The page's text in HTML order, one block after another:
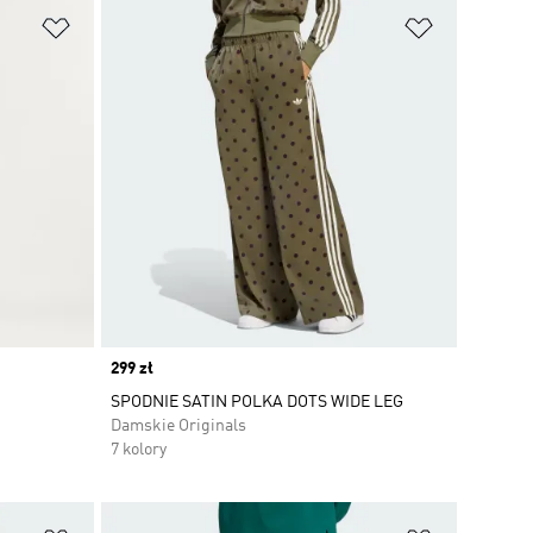
Dodaj do listy życzeń
Price
299 zł
SPODNIE SATIN POLKA DOTS WIDE LEG
Damskie Originals
7 kolory